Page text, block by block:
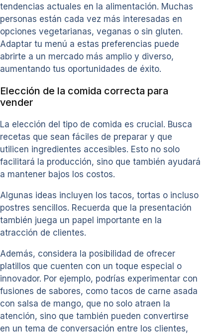
tendencias actuales en la alimentación. Muchas
personas están cada vez más interesadas en
opciones vegetarianas, veganas o sin gluten.
Adaptar tu menú a estas preferencias puede
abrirte a un mercado más amplio y diverso,
aumentando tus oportunidades de éxito.
Elección de la comida correcta para
vender
La elección del tipo de comida es crucial. Busca
recetas que sean fáciles de preparar y que
utilicen ingredientes accesibles. Esto no solo
facilitará la producción, sino que también ayudará
a mantener bajos los costos.
Algunas ideas incluyen los tacos, tortas o incluso
postres sencillos. Recuerda que la presentación
también juega un papel importante en la
atracción de clientes.
Además, considera la posibilidad de ofrecer
platillos que cuenten con un toque especial o
innovador. Por ejemplo, podrías experimentar con
fusiones de sabores, como tacos de carne asada
con salsa de mango, que no solo atraen la
atención, sino que también pueden convertirse
en un tema de conversación entre los clientes,